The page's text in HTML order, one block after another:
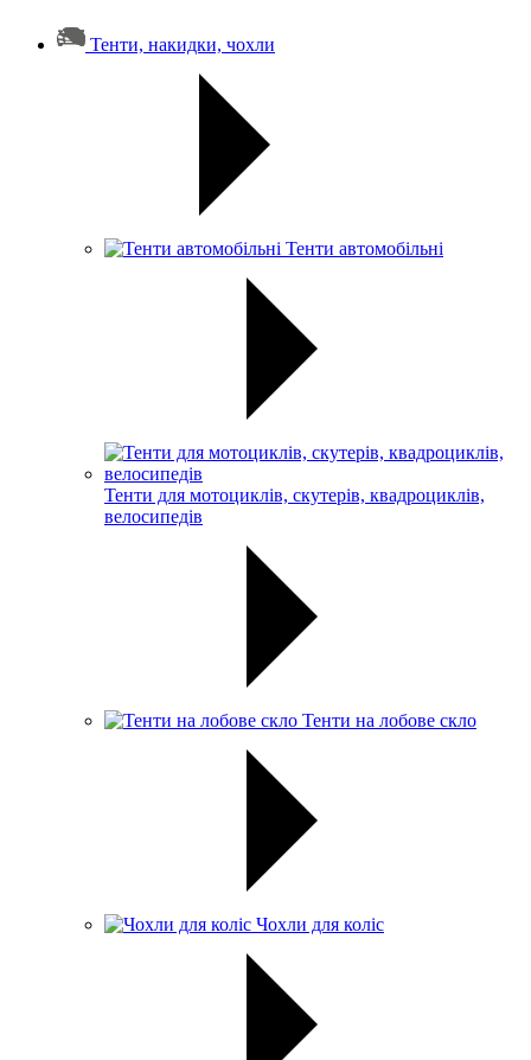
Тенти, накидки, чохли
Тенти автомобільні
Тенти для мотоциклів, скутерів, квадроциклів,
велосипедів
Тенти на лобове скло
Чохли для коліс